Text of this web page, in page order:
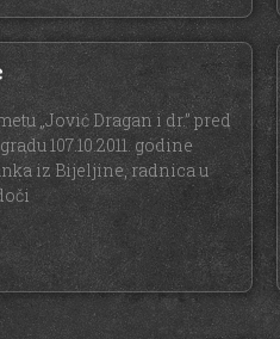
„Jović Dragan i dr.” pred
107.10.2011. godine
iz Bijeljine, radnica u